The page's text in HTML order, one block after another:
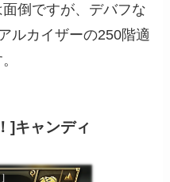
倒ですが、デバフな
ルカイザーの250階適
]キャンディ